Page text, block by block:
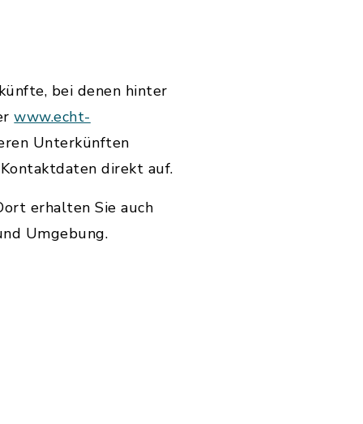
bei denen hinter
www.echt-
Unterkünften
direkt auf.
erhalten Sie auch
Umgebung.